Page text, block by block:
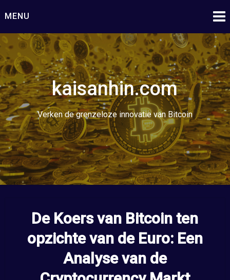
naar
inhoud
MENU
kaisanhin.com
Verken de grenzeloze innovatie van Bitcoin
De Koers van Bitcoin ten
opzichte van de Euro: Een
Analyse van de